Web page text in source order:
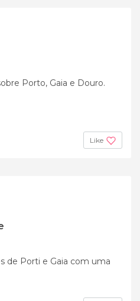
Porto, Gaia e Douro.
Like
de Porti e Gaia com uma